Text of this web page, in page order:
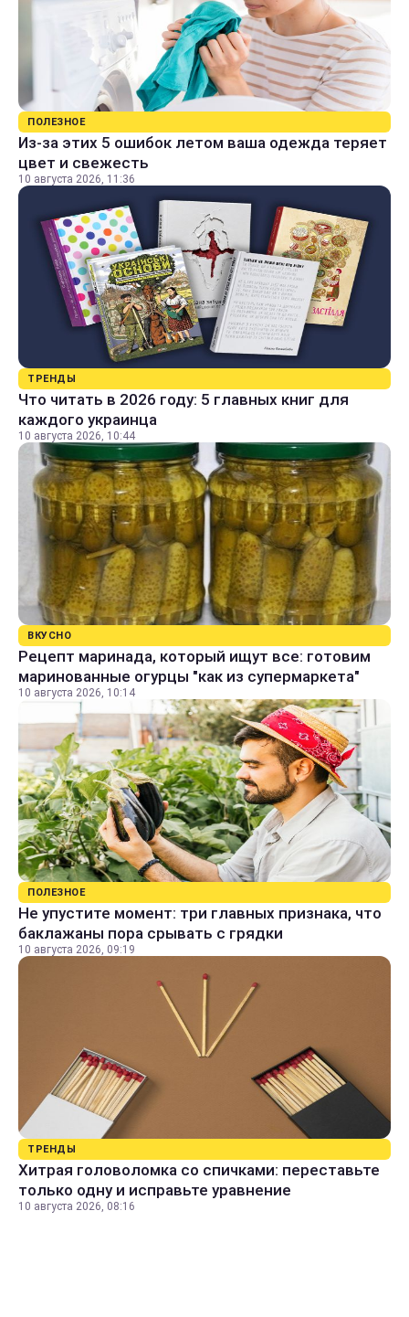
ПОЛЕЗНОЕ
Из-за этих 5 ошибок летом ваша одежда теряет
цвет и свежесть
10 августа 2026, 11:36
ТРЕНДЫ
Что читать в 2026 году: 5 главных книг для
каждого украинца
10 августа 2026, 10:44
ВКУСНО
Рецепт маринада, который ищут все: готовим
маринованные огурцы "как из супермаркета"
10 августа 2026, 10:14
ПОЛЕЗНОЕ
Не упустите момент: три главных признака, что
баклажаны пора срывать с грядки
10 августа 2026, 09:19
ТРЕНДЫ
Хитрая головоломка со спичками: переставьте
только одну и исправьте уравнение
10 августа 2026, 08:16